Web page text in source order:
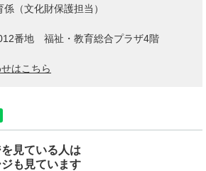
係（文化財保護担当）
番地 福祉・教育総合プラザ4階
はこちら
見ている人は
も見ています